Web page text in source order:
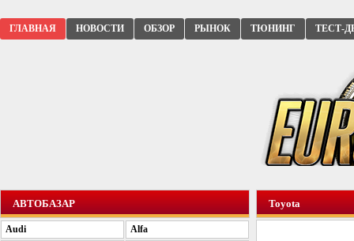
ГЛАВНАЯ НОВОСТИ ОБЗОР РЫНОК ТЮНИНГ ТЕСТ-
Toyota
АВТОБАЗАР
Audi
Alfa